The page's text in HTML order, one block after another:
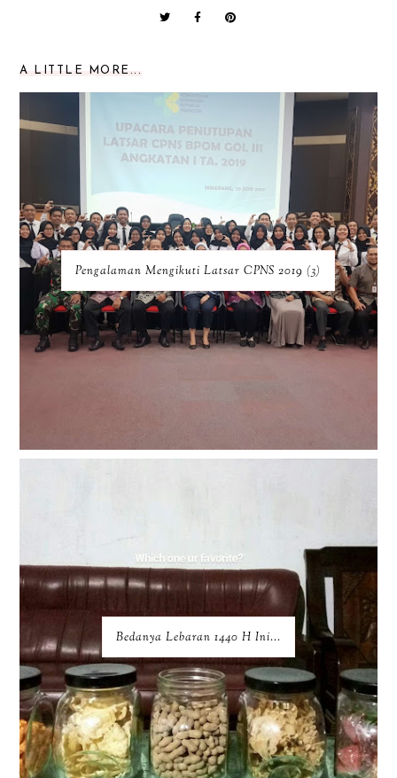
A LITTLE MORE...
Pengalaman Mengikuti Latsar CPNS 2019 (3)
Bedanya Lebaran 1440 H Ini...